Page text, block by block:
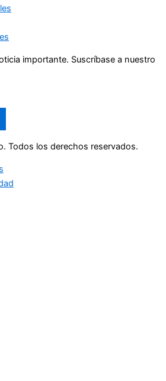
importante. Suscríbase a nuestro
Todos los derechos reservados.